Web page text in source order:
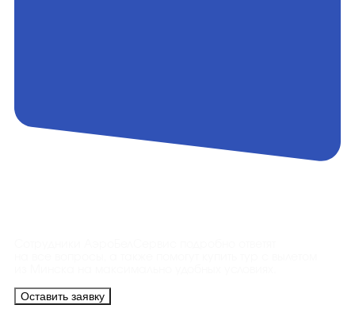
Оставить заявку